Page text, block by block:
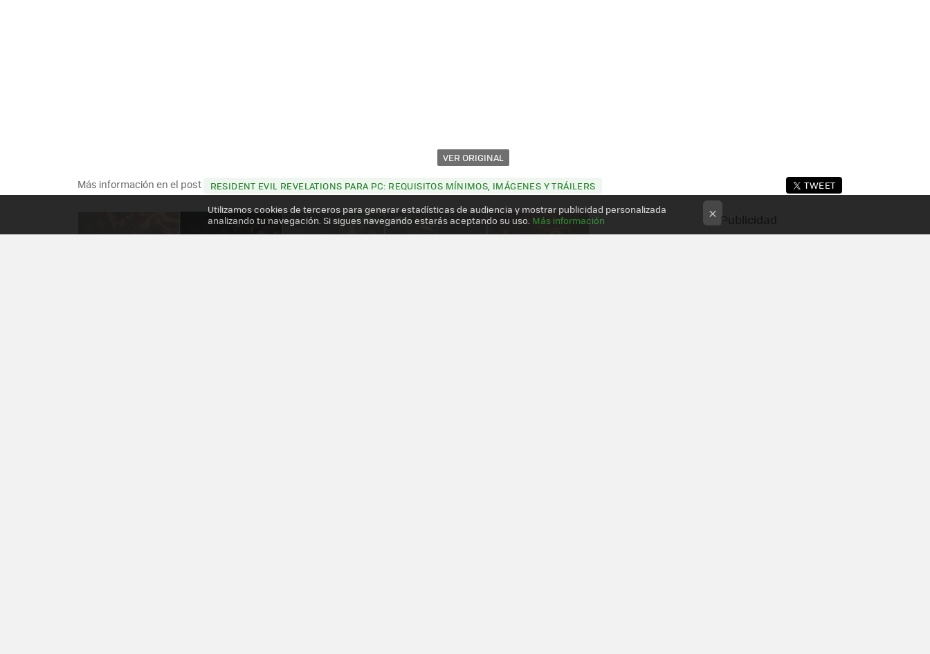
VER ORIGINAL
TWEET
Más información en el post RESIDENT EVIL REVELATIONS PARA PC: REQUISITOS MÍNIMOS, IMÁGENES Y TRÁILERS
Utilizamos cookies de terceros para generar estadísticas de audiencia y mostrar publicidad personalizada
analizando tu navegación. Si sigues navegando estarás aceptando su uso. Más información